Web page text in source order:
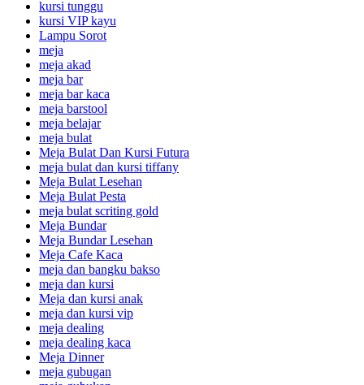
kursi tunggu
kursi VIP kayu
Lampu Sorot
meja
meja akad
meja bar
meja bar kaca
meja barstool
meja belajar
meja bulat
Meja Bulat Dan Kursi Futura
meja bulat dan kursi tiffany
Meja Bulat Lesehan
Meja Bulat Pesta
meja bulat scriting gold
Meja Bundar
Meja Bundar Lesehan
Meja Cafe Kaca
meja dan bangku bakso
meja dan kursi
Meja dan kursi anak
meja dan kursi vip
meja dealing
meja dealing kaca
Meja Dinner
meja gubugan